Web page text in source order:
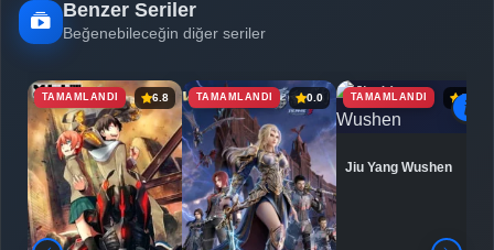
Benzer Seriler
Beğenebileceğin diğer seriler
TAMAMLANDI 6.8 TAMAMLANDI 0.0 TAMAMLANDI 6.9
Jiu Yang Wushen